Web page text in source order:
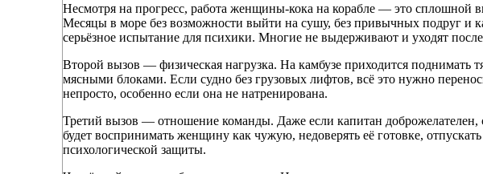
Несмотря на прогресс, работа женщины-кока на корабле — это сплошной
Месяцы в море без возможности выйти на сушу, без привычных подруг и
серьёзное испытание для психики. Многие не выдерживают и уходят
Второй вызов — физическая нагрузка. На камбузе приходится поднимать
мясными блоками. Если судно без грузовых лифтов, всё это нужно
непросто, особенно если она не натренирована.
Третий вызов — отношение команды. Даже если капитан доброжелателен,
будет воспринимать женщину как чужую, недоверять её готовке,
психологической защиты.